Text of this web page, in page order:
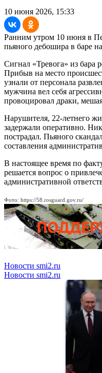
10 июня 2026, 15:33
Ранним утром 10 июня в
пьяного дебошира в баре
Сигнал «Тревога» из бара
Прибыв на место
узнали от персонала
мужчина вел себя
провоцировал драки,
Нарушителя, 22-летнего
задержали оперативно.
пострадал. Пьяного
составления
В настоящее время по
решается вопрос о
административной
Фото: https://58.rosguard.gov.ru/
Новости smi2.ru
Новости smi2.ru